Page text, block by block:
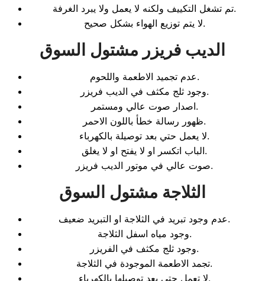
تم تشغل التكييف ولكنه لا يعمل ولا يبرد الغرفة.
لا يتم توزيع الهواء بشكل صحيح.
الديب فريزر مشتول السوق
عدم تجميد الاطعمة واللحوم.
وجود ثلج مكثف في الديب فريزر.
اصدار صوت عالي ومستمر.
ظهور رسالة خطأ باللون الاحمر.
لا يعمل حتي بعد توصيلة بالكهرباء.
الباب اتكسر او لا يفتح او لا يغلق.
صوت عالي في موتور الديب فريزر.
الثلاجة مشتول السوق
عدم وجود تبريد في الثلاجة او التبريد ضعيف.
وجود مياه اسفل الثلاجة.
وجود ثلج مكثف في الفريزر.
تجمد الاطعمة الموجودة في الثلاجة.
لا تعمل حتي بعد توصيلها بالكهرباء.